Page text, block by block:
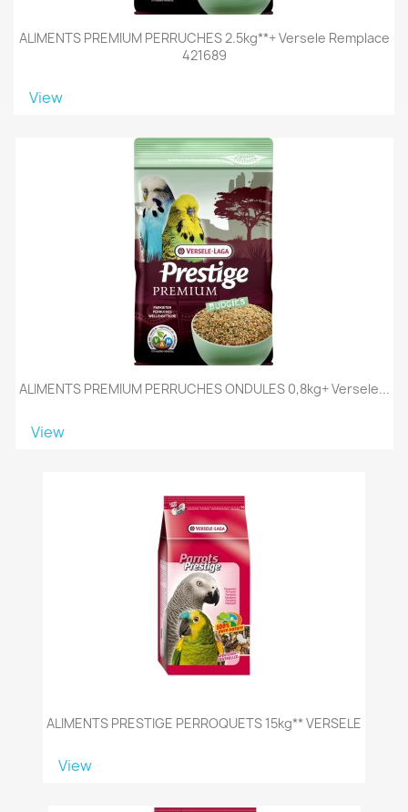
ALIMENTS PREMIUM PERRUCHES 2.5kg**+ Versele Remplace
421689
View
ALIMENTS PREMIUM PERRUCHES ONDULES 0,8kg+ Versele...
View
ALIMENTS PRESTIGE PERROQUETS 15kg** VERSELE
View